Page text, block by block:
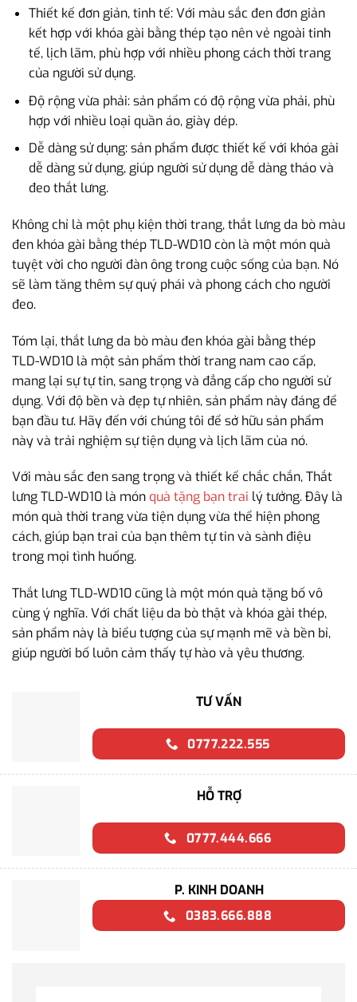
Thiết kế đơn giản, tinh tế: Với màu sắc đen đơn giản
kết hợp với khóa gài bằng thép tạo nên vẻ ngoài tinh
tế, lịch lãm, phù hợp với nhiều phong cách thời trang
của người sử dụng.
Độ rộng vừa phải: sản phẩm có độ rộng vừa phải, phù
hợp với nhiều loại quần áo, giày dép.
Dễ dàng sử dụng: sản phẩm được thiết kế với khóa gài
dễ dàng sử dụng, giúp người sử dụng dễ dàng tháo và
đeo thắt lưng.
Không chỉ là một phụ kiện thời trang, thắt lưng da bò màu
đen khóa gài bằng thép TLD-WD10 còn là một món quà
tuyệt vời cho người đàn ông trong cuộc sống của bạn. Nó
sẽ làm tăng thêm sự quý phái và phong cách cho người
đeo.
Tóm lại, thắt lưng da bò màu đen khóa gài bằng thép
TLD-WD10 là một sản phẩm thời trang nam cao cấp,
mang lại sự tự tin, sang trọng và đẳng cấp cho người sử
dụng. Với độ bền và đẹp tự nhiên, sản phẩm này đáng để
bạn đầu tư. Hãy đến với chúng tôi để sở hữu sản phẩm
này và trải nghiệm sự tiện dụng và lịch lãm của nó.
Với màu sắc đen sang trọng và thiết kế chắc chắn, Thắt
lưng TLD-WD10 là món quà tặng bạn trai lý tưởng. Đây là
món quà thời trang vừa tiện dụng vừa thể hiện phong
cách, giúp bạn trai của bạn thêm tự tin và sành điệu
trong mọi tình huống.
Thắt lưng TLD-WD10 cũng là một món quà tặng bố vô
cùng ý nghĩa. Với chất liệu da bò thật và khóa gài thép,
sản phẩm này là biểu tượng của sự mạnh mẽ và bền bỉ,
giúp người bố luôn cảm thấy tự hào và yêu thương.
TƯ VẤN
0777.222.555
HỖ TRỢ
0777.444.666
P. KINH DOANH
0383.666.888